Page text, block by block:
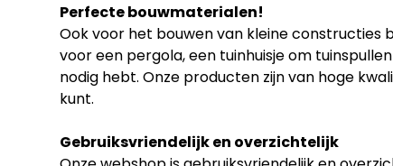
Perfecte bouwmaterialen!
Ook voor het bouwen van kleine constructies
voor een pergola, een tuinhuisje om
nodig hebt. Onze producten zijn van hoge
kunt.
Gebruiksvriendelijk en overzichtelijk